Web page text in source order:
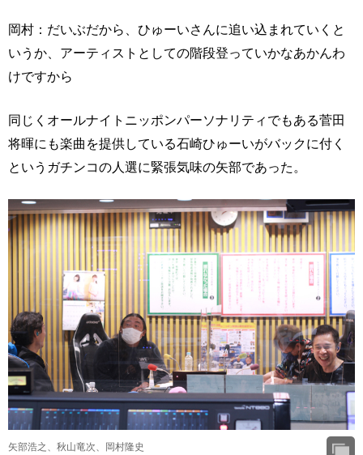
岡村：だいぶだから、ひゅーいさんに追い込まれていくと
いうか、アーティストとしての階段登っていかなあかんわ
けですから
同じくオールナイトニッポンパーソナリティでもある菅田
将暉にも楽曲を提供している石崎ひゅーいがバックに付く
というガチンコの人選に緊張気味の矢部であった。
矢部浩之、秋山竜次、岡村隆史